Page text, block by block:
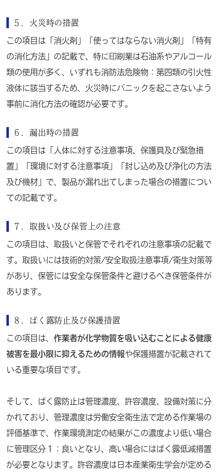
５． 火災時の措置
この項目は「消火剤」「使ってはならない消火剤」「特有
の消化方法」の記載で、特に印刷業は石油系やアルコール
類の使用が多く、いずれも消防法危険物：第四類の引火性
液体に該当するため、火災時にパニックを起こさないよう
事前に消化方法の確認が必要です。
６．漏出時の措置
この項目は「人体に対する注意事項、保護具及び緊急措
置」「環境に対する注意事項」「封じ込め及び浄化の方法
及び機材」で、製品が漏れ出てしまった場合の措置につい
ての記載です。
７．取扱い及び保管上の注意
この項目は、取扱いと保管でそれぞれの注意事項の記載で
す。取扱いには技術的対策/安全取扱注意事項/衛生対策等
があり、保管には安全な保管条件と避けるべき保管条件が
あります。
８．ばく露防止及び保護措置
この項目は、作業者が化学物質を吸い込むことによる健康
被害を最小限に抑えるための情報や保護措置が記載されて
いる重要な項目です。
そして、ばく露防止は管理濃度、許容濃度、設備対策に分
かれており、管理濃度は労働安全衛生法で定める作業場の
評価基準で、作業環境測定の結果がこの濃度より低い場合
に管理区分１：良いとなり、高い場合にはばく露低減措置
が必要となります。許容濃度は日本産業衛生学会が定める